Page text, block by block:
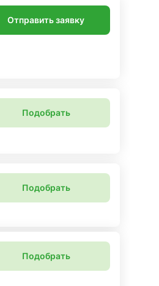
Отправить заявку
Подобрать
Подобрать
Подобрать